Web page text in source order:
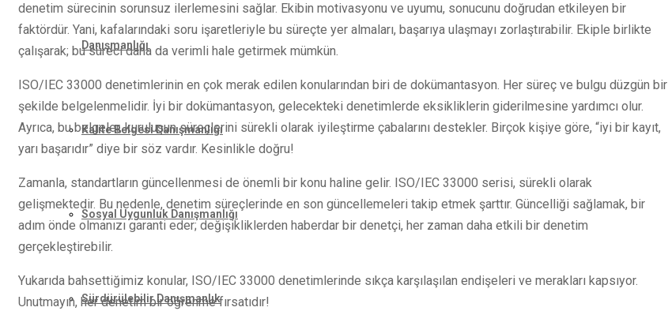
Danışmanlığı
Kalite Belgesi Danışmanlığı
Sosyal Uygunluk Danışmanlığı
Sürdürülebilir Danışmanlık
denetim sürecinin sorunsuz ilerlemesini sağlar. Ekibin motivasyonu ve uyumu, sonucunu doğrudan etkileyen bir
faktördür. Yani, kafalarındaki soru işaretleriyle bu süreçte yer almaları, başarıya ulaşmayı zorlaştırabilir. Ekiple birlikte
çalışarak; bu süreci daha da verimli hale getirmek mümkün.
ISO/IEC 33000 denetimlerinin en çok merak edilen konularından biri de dokümantasyon. Her süreç ve bulgu düzgün bir
şekilde belgelenmelidir. İyi bir dokümantasyon, gelecekteki denetimlerde eksikliklerin giderilmesine yardımcı olur.
Ayrıca, bu belgeler, kuruluşun süreçlerini sürekli olarak iyileştirme çabalarını destekler. Birçok kişiye göre, “iyi bir kayıt,
yarı başarıdır” diye bir söz vardır. Kesinlikle doğru!
Zamanla, standartların güncellenmesi de önemli bir konu haline gelir. ISO/IEC 33000 serisi, sürekli olarak
gelişmektedir. Bu nedenle, denetim süreçlerinde en son güncellemeleri takip etmek şarttır. Güncelliği sağlamak, bir
adım önde olmanızı garanti eder; değişikliklerden haberdar bir denetçi, her zaman daha etkili bir denetim
gerçekleştirebilir.
Yukarıda bahsettiğimiz konular, ISO/IEC 33000 denetimlerinde sıkça karşılaşılan endişeleri ve merakları kapsıyor.
Unutmayın, her denetim bir öğrenme fırsatıdır!